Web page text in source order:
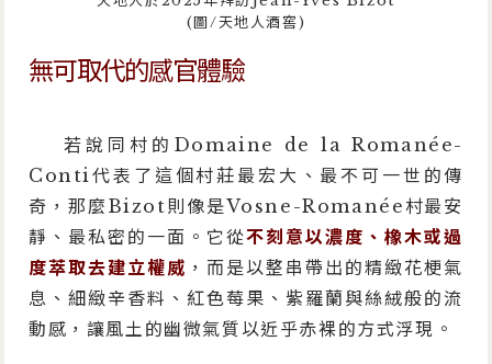
(圖/天地人酒窖)
無可取代的感官體驗
若說同村的Domaine de la Romanée-
Conti代表了這個村莊最宏大、最不可一世的傳
奇，那麼Bizot則像是Vosne-Romanée村最安
靜、最私密的一面。它從不刻意以濃度、橡木或過
度萃取去建立權威 ，而是以整串帶出的精緻花梗氣
息、細緻辛香料、紅色莓果、紫羅蘭與絲絨般的流
動感，讓風土的幽微氣質以近乎赤裸的方式浮現。